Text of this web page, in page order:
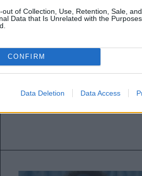
out of Collection, Use, Retention, Sale,
Data that Is Unrelated with the
CONFIRM
Data Deletion Data Access
ΔΙΕΘΝΗ
Η Beyoncé κυκλοφόρησε
remix του "Morning Dew
Μουσικά νέα από την